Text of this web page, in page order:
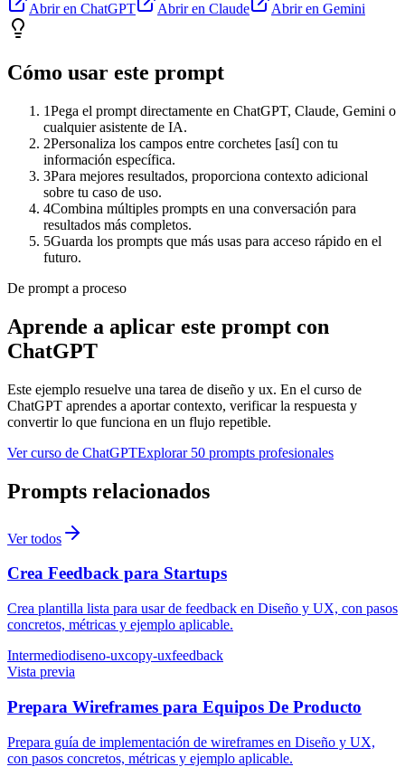
Abrir en ChatGPT Abrir en Claude Abrir en Gemini
Cómo usar este prompt
1Pega el prompt directamente en ChatGPT, Claude, Gemini o
cualquier asistente de IA.
2Personaliza los campos entre corchetes [así] con tu
información específica.
3Para mejores resultados, proporciona contexto adicional
sobre tu caso de uso.
4Combina múltiples prompts en una conversación para
resultados más completos.
5Guarda los prompts que más usas para acceso rápido en el
futuro.
De prompt a proceso
Aprende a aplicar este prompt con
ChatGPT
Este ejemplo resuelve una tarea de diseño y ux. En el curso de
ChatGPT aprendes a aportar contexto, verificar la respuesta y
convertir lo que funciona en un flujo repetible.
Ver curso de ChatGPTExplorar 50 prompts profesionales
Prompts relacionados
Ver todos
Crea Feedback para Startups
Crea plantilla lista para usar de feedback en Diseño y UX, con pasos
concretos, métricas y ejemplo aplicable.
Intermediodiseno-uxcopy-uxfeedback
Vista previa
Prepara Wireframes para Equipos De Producto
Prepara guía de implementación de wireframes en Diseño y UX,
con pasos concretos, métricas y ejemplo aplicable.